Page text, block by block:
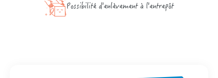
Possibilité d'enlèvement à l'entrepôt